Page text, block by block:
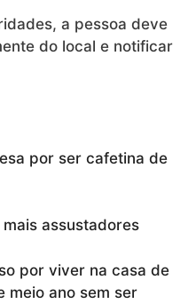
a pessoa deve
do local e notificar
por ser cafetina de
assustadores
por viver na casa de
meio ano sem ser